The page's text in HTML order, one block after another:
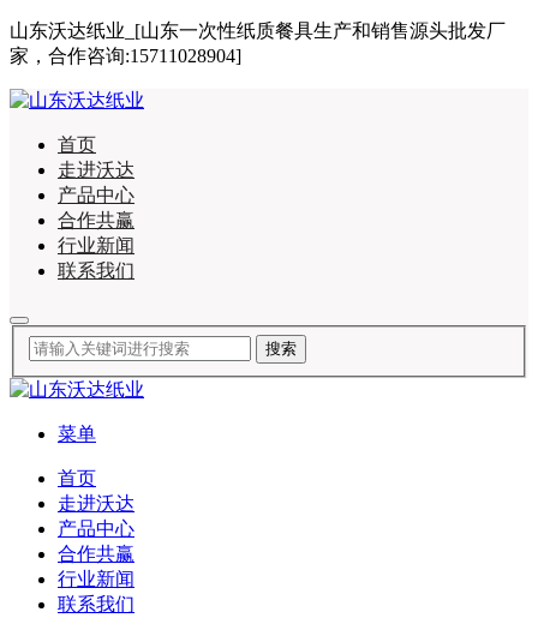
山东沃达纸业_[山东一次性纸质餐具生产和销售源头批发厂
家，合作咨询:15711028904]
首页
走进沃达
产品中心
合作共赢
行业新闻
联系我们
菜单
首页
走进沃达
产品中心
合作共赢
行业新闻
联系我们